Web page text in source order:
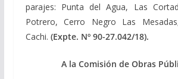
parajes: Punta del Agua, Las
Potrero, Cerro Negro Las
Cachi. (Expte. Nº 90-27.042/18).
A la Comisión de Obras